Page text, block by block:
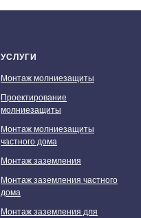
УСЛУГИ
Монтаж молниезащиты
Проектирование
молниезащиты
Монтаж молниезащиты
частного дома
Монтаж заземления
Монтаж заземления частного
дома
Монтаж заземления для